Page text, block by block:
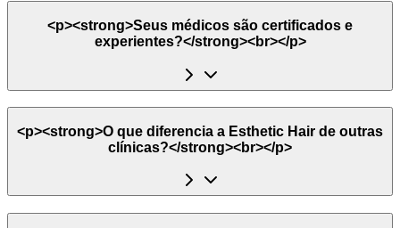
<p><strong>Seus médicos são certificados e
experientes?</strong><br></p>
<p><strong>O que diferencia a Esthetic Hair de outras
clínicas?</strong><br></p>